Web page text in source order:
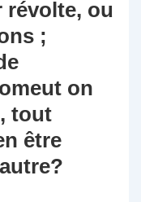
révolte, ou
;
on
tout
être